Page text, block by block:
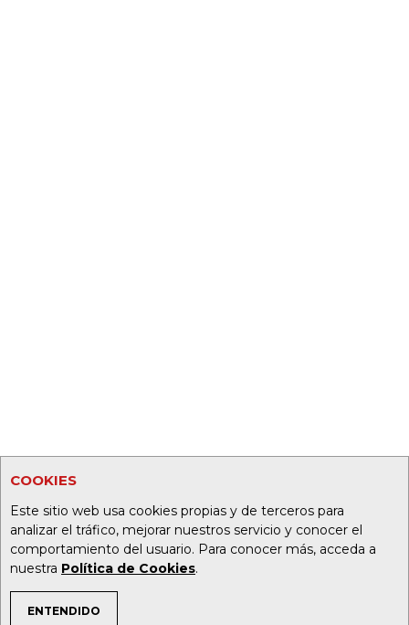
COOKIES
Este sitio web usa cookies propias y de terceros para
analizar el tráfico, mejorar nuestros servicio y conocer el
comportamiento del usuario. Para conocer más, acceda a
nuestra Política de Cookies.
ENTENDIDO